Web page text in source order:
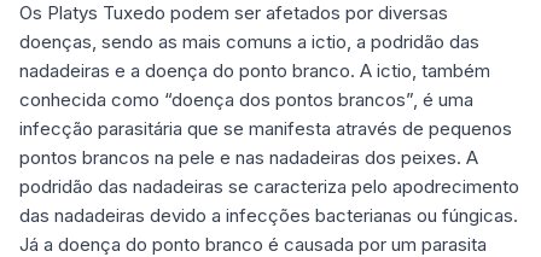
Os Platys Tuxedo podem ser afetados por diversas
doenças, sendo as mais comuns a ictio, a podridão das
nadadeiras e a doença do ponto branco. A ictio, também
conhecida como “doença dos pontos brancos”, é uma
infecção parasitária que se manifesta através de pequenos
pontos brancos na pele e nas nadadeiras dos peixes. A
podridão das nadadeiras se caracteriza pelo apodrecimento
das nadadeiras devido a infecções bacterianas ou fúngicas.
Já a doença do ponto branco é causada por um parasita